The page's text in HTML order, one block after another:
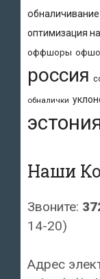
обналичивание
оптимизация
оффшоры
россия
обналички
Наши
Звоните:
14-20)
Адрес